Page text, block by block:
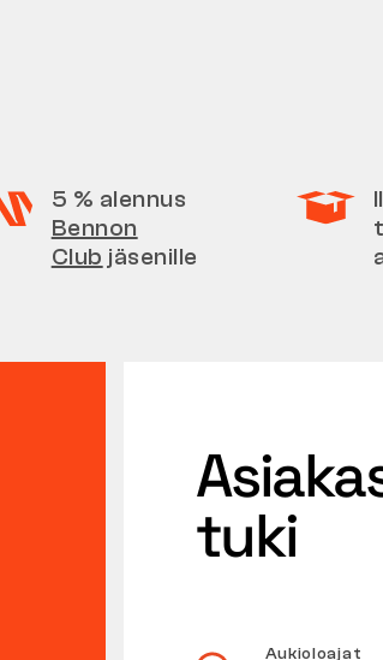
5 % alennus
Bennon
Club jäsenille
tuki
Aukioloajat